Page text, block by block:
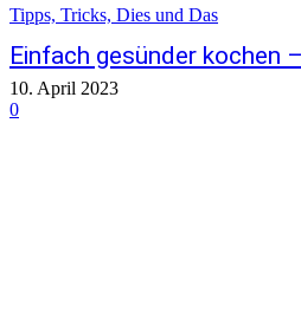
Tipps, Tricks, Dies und Das
Einfach gesünder kochen
10. April 2023
0